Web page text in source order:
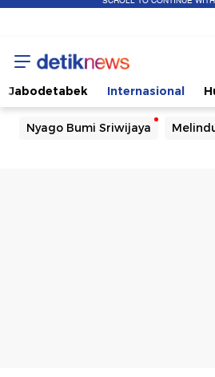
Jabodetabek Internasional
Nyago Bumi Sriwijaya